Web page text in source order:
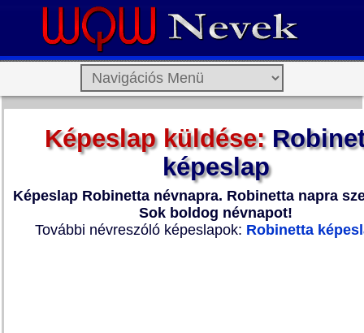
Képeslap küldése:
képeslap
Képeslap Robinetta névnapra. Robinetta napra
Sok boldog névnapot!
További névreszóló képeslapok: Robinetta